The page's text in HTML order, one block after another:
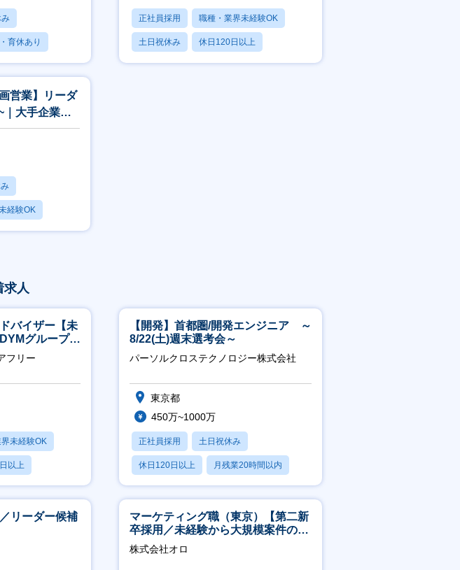
育休あり
正社員採用 職種・業界未経験OK
土日祝休み 休日120日以上
産休・育休あり
営業】リーダ
｜大手企業へ
略の企画提案
経験OK
求人
バイザー【未
グループ／
歓迎／土日
フリー
未経験OK
以上
【開発】首都圏/開発エンジニア ～
8/22(土)週末選考会～
パーソルクロステクノロジー株式会社
東京都
450万~1000万
正社員採用 土日祝休み
休日120日以上 月残業20時間以内
賞与あり
リーダー候補
マーケティング職（東京）【第二新
卒採用／未経験から大規模案件のマ
ーケティングが経験できる／研修充
実】
株式会社オロ